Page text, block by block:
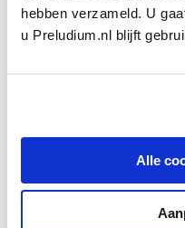
hebben verzameld. U
u Preludium.nl blijft
Alle